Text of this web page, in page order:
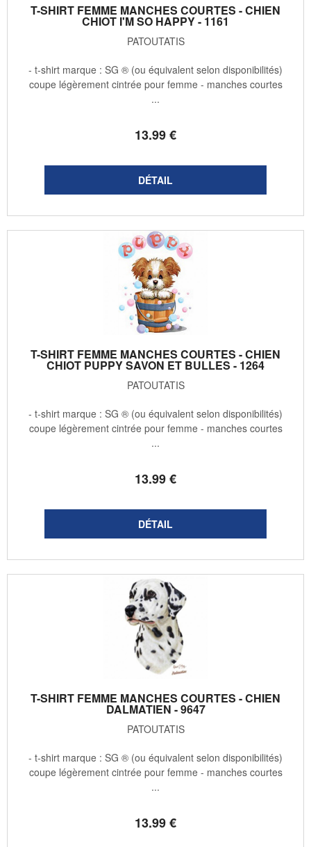
T-SHIRT FEMME MANCHES COURTES - CHIEN
CHIOT I'M SO HAPPY - 1161
PATOUTATIS
13.99€
- t-shirt marque : SG ® (ou équivalent selon disponibilités)
coupe légèrement cintrée pour femme - manches courtes
...
T-SHIRT FEMME MANCHES COURTES - CHIEN
CHIOT PUPPY SAVON ET BULLES - 1264
PATOUTATIS
13.99€
- t-shirt marque : SG ® (ou équivalent selon disponibilités)
coupe légèrement cintrée pour femme - manches courtes
...
T-SHIRT FEMME MANCHES COURTES - CHIEN
DALMATIEN - 9647
PATOUTATIS
13.99€
- t-shirt marque : SG ® (ou équivalent selon disponibilités)
coupe légèrement cintrée pour femme - manches courtes
...